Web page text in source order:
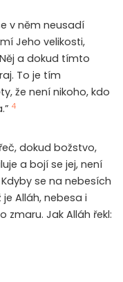
v něm neusadí
Jeho velikosti,
a dokud tímto
To je tím
že není nikoho, kdo
4
dokud božstvo,
a bojí se jej, není
se na nebesích
Alláh, nebesa i
Jak Alláh řekl: